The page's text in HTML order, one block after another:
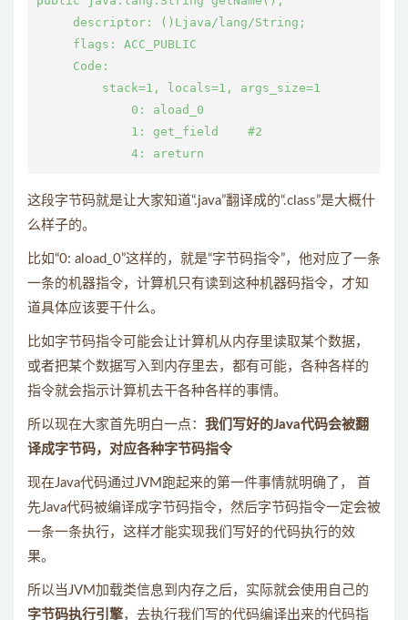
     descriptor: ()Ljava/lang/String;
     flags: ACC_PUBLIC
     Code:
         stack=1, locals=1, args_size=1
             0: aload_0
             1: get_field    #2
这段字节码就是让大家知道“.java”翻译成的“.class”是大概什
么样子的。
比如“0: aload_0”这样的，就是“字节码指令”，他对应了一条
一条的机器指令，计算机只有读到这种机器码指令，才知
道具体应该要干什么。
比如字节码指令可能会让计算机从内存里读取某个数据，
或者把某个数据写入到内存里去，都有可能，各种各样的
指令就会指示计算机去干各种各样的事情。
所以现在大家首先明白一点： 我们写好的Java代码会被翻
译成字节码，对应各种字节码指令
现在Java代码通过JVM跑起来的第一件事情就明确了， 首
先Java代码被编译成字节码指令，然后字节码指令一定会被
一条一条执行，这样才能实现我们写好的代码执行的效
果。
所以当JVM加载类信息到内存之后，实际就会使用自己的
字节码执行引擎，去执行我们写的代码编译出来的代码指